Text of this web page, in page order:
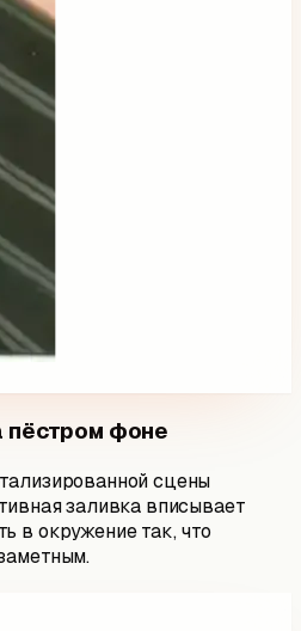
пёстром фоне
сцены
заливка вписывает
в окружение так, что